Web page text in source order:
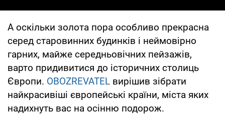
А оскільки золота пора особливо прекрасна
серед старовинних будинків і неймовірно
гарних, майже середньовічних пейзажів,
варто придивитися до історичних столиць
Європи. OBOZREVATEL вирішив зібрати
найкрасивіші європейські країни, міста яких
надихнуть вас на осінню подорож.